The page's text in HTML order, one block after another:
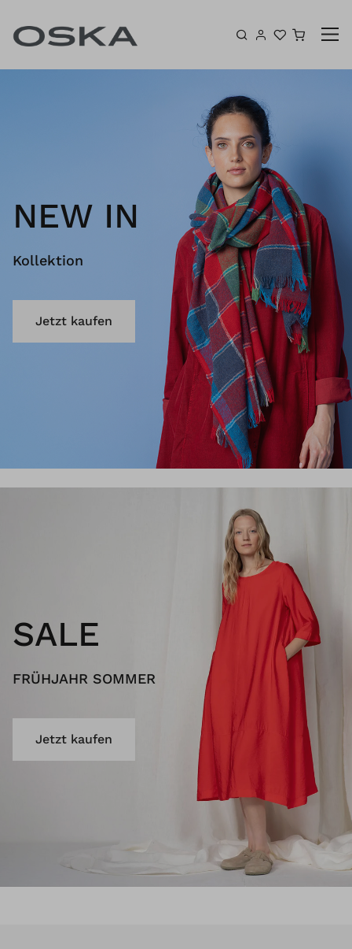
NEW IN
Kollektion
Jetzt kaufen
SALE
FRÜHJAHR SOMMER
Jetzt kaufen